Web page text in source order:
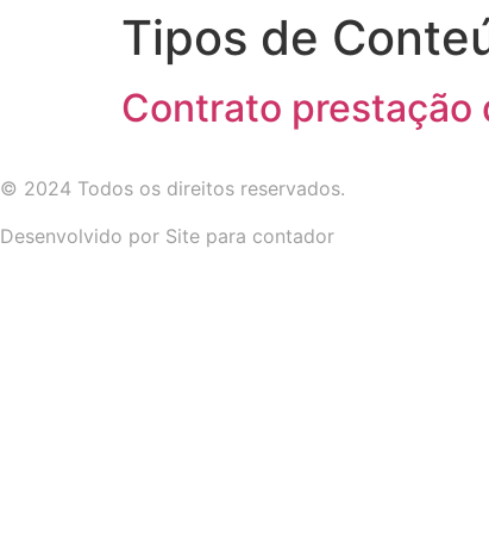
Tipos de
Contrato prestação
© 2024 Todos os direitos reservados.
Desenvolvido por Site para contador